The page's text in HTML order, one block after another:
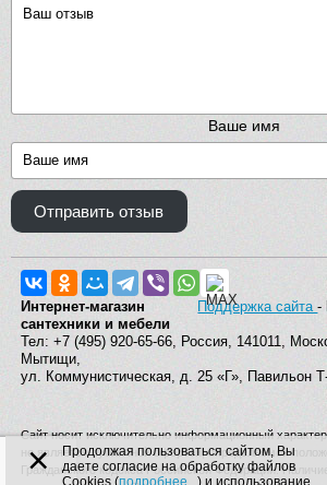
Ваше имя
Отправить отзыв
Поддержка сайта-
Интернет-магазин
сантехники и мебели
Тел: +7 (495) 920-65-66, Россия, 141011,
Мытищи,
ул. Коммунистическая, д. 25 «Г», Павильон
Сайт носит исключительно информационный
не является публичной офертой, определяемой
Гражданского кодекса Российской Федерации.
×
Продолжая пользоваться сайтом, Вы
даете согласие на обработку файлов
Cookies (подробнее... ) и использование